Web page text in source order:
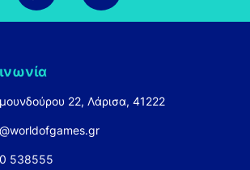
22, Λάρισα, 41222
538555